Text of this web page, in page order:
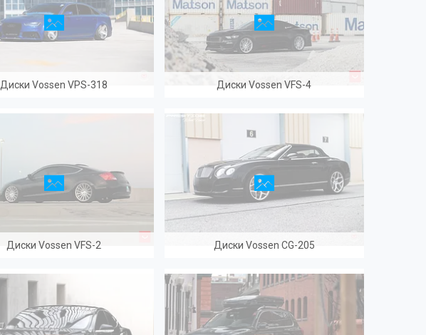
Диски Vossen VPS-318 Диски Vossen VFS-4
Диски Vossen VFS-2 Диски Vossen CG-205